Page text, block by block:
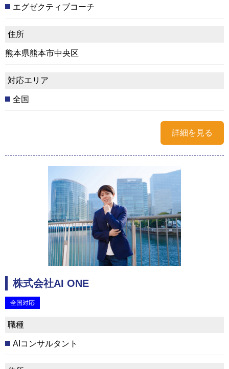
エグゼクティブコーチ
住所
熊本県熊本市中央区
対応エリア
全国
詳細を見る
株式会社AI ONE
全国対応
職種
AIコンサルタント